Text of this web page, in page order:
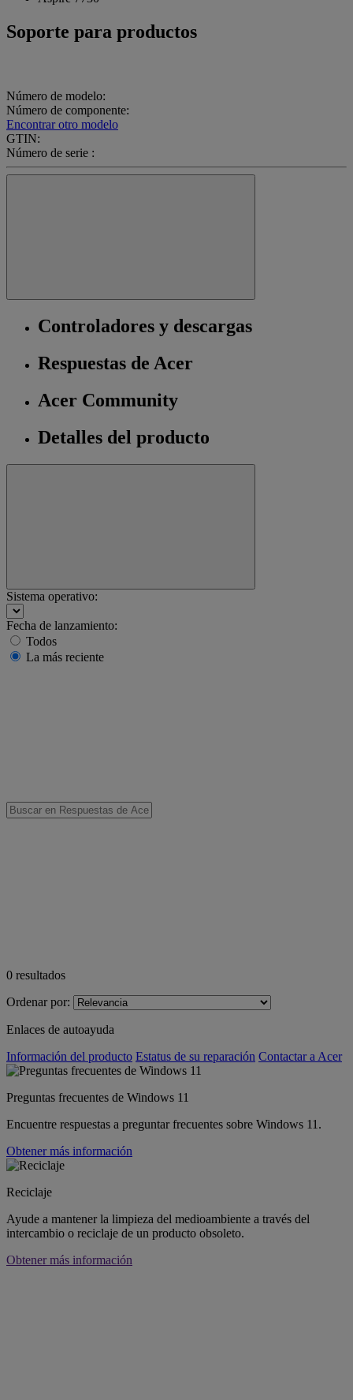
Soporte para productos
Número de modelo:
Número de componente:
Encontrar otro modelo
GTIN:
Número de serie :
Controladores y descargas
Respuestas de Acer
Acer Community
Detalles del producto
Sistema operativo:
Fecha de lanzamiento:
Todos
La más reciente
0 resultados
Ordenar por:
Enlaces de autoayuda
Información del producto Estatus de su reparación Contactar a Acer
Preguntas frecuentes de Windows 11
Encuentre respuestas a preguntar frecuentes sobre Windows 11.
Obtener más información
Reciclaje
Ayude a mantener la limpieza del medioambiente a través del
intercambio o reciclaje de un producto obsoleto.
Obtener más información